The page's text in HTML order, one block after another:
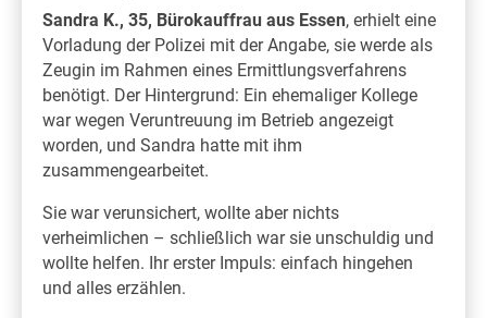
Sandra K., 35, Bürokauffrau aus Essen, erhielt eine
Vorladung der Polizei mit der Angabe, sie werde als
Zeugin im Rahmen eines Ermittlungsverfahrens
benötigt. Der Hintergrund: Ein ehemaliger Kollege
war wegen Veruntreuung im Betrieb angezeigt
worden, und Sandra hatte mit ihm
zusammengearbeitet.
Sie war verunsichert, wollte aber nichts
verheimlichen – schließlich war sie unschuldig und
wollte helfen. Ihr erster Impuls: einfach hingehen
und alles erzählen.